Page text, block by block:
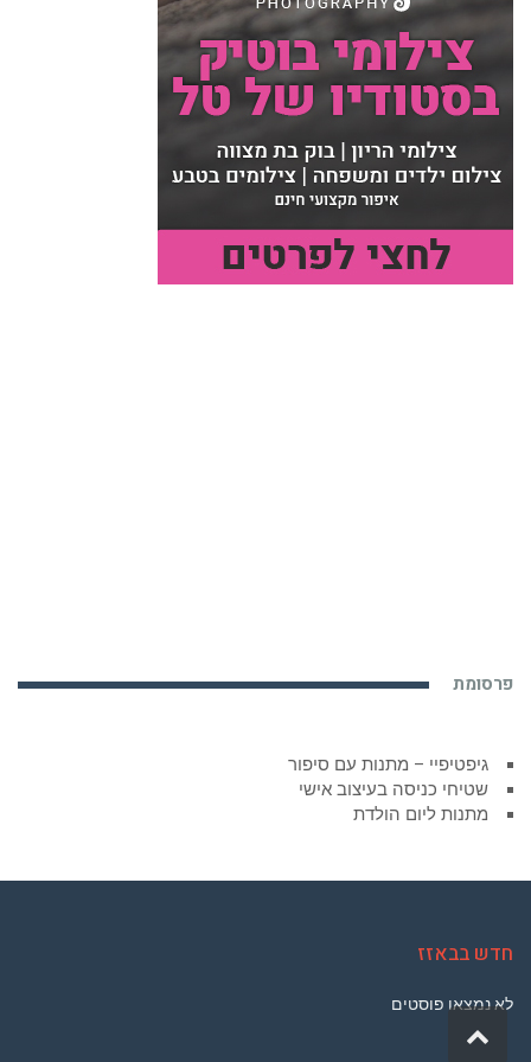
פרסומת
גיפטיפיי – מתנות עם סיפור
שטיחי כניסה בעיצוב אישי
מתנות ליום הולדת
חדש בבאזז
לא נמצאו פוסטים